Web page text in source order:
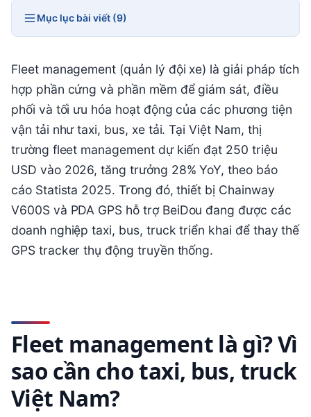
Mục lục bài viết (9)
Fleet management (quản lý đội xe) là giải pháp tích
hợp phần cứng và phần mềm để giám sát, điều
phối và tối ưu hóa hoạt động của các phương tiện
vận tải như taxi, bus, xe tải. Tại Việt Nam, thị
trường fleet management dự kiến đạt 250 triệu
USD vào 2026, tăng trưởng 28% YoY, theo báo
cáo Statista 2025. Trong đó, thiết bị Chainway
V600S và PDA GPS hỗ trợ BeiDou đang được các
doanh nghiệp taxi, bus, truck triển khai để thay thế
GPS tracker thụ động truyền thống.
Fleet management là gì? Vì
sao cần cho taxi, bus, truck
Việt Nam?